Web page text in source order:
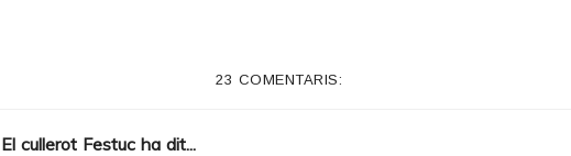
23 COMENTARIS:
El cullerot Festuc ha dit...